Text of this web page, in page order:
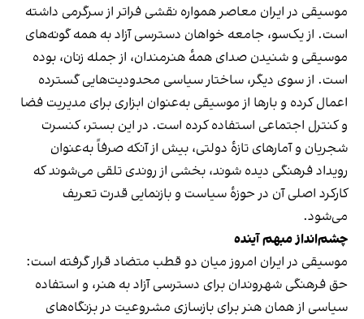
موسیقی در ایران معاصر همواره نقشی فراتر از سرگرمی داشته
است. از یک‌سو، جامعه خواهان دسترسی آزاد به همه گونه‌های
موسیقی و شنیدن صدای همهٔ هنرمندان، از جمله زنان، بوده
است. از سوی دیگر، ساختار سیاسی محدودیت‌هایی گسترده
اعمال کرده و بارها از موسیقی به‌عنوان ابزاری برای مدیریت فضا
و کنترل اجتماعی استفاده کرده است. در این بستر، کنسرت
شجریان و آمارهای تازهٔ دولتی، بیش از آنکه صرفاً به‌عنوان
رویداد فرهنگی دیده شوند، بخشی از روندی تلقی می‌شوند که
کارکرد اصلی آن در حوزهٔ سیاست و بازنمایی قدرت تعریف
می‌شود.
چشم‌انداز مبهم آینده
موسیقی در ایران امروز میان دو قطب متضاد قرار گرفته است:
حق فرهنگی شهروندان برای دسترسی آزاد به هنر، و استفاده
سیاسی از همان هنر برای بازسازی مشروعیت در بزنگاه‌های